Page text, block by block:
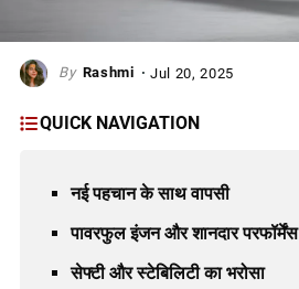
Rashmi Jul 20, 2025
QUICK NAVIGATION
नई पहचान के साथ वापसी
पावरफुल इंजन और शानदार परफॉर्मेंस
सेफ्टी और स्टेबिलिटी का भरोसा